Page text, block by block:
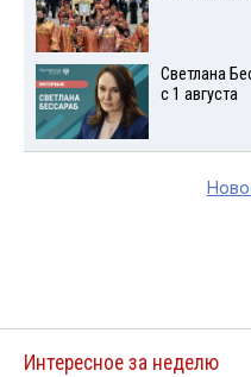
Светлана
с 1 августа
Интересное за неделю